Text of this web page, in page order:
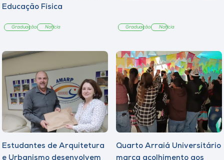
Educação Física
Graduação Notícia Graduação Notícia
Estudantes de Arquitetura
e Urbanismo desenvolvem
Quarto Arraiá Universitário
marca acolhimento aos